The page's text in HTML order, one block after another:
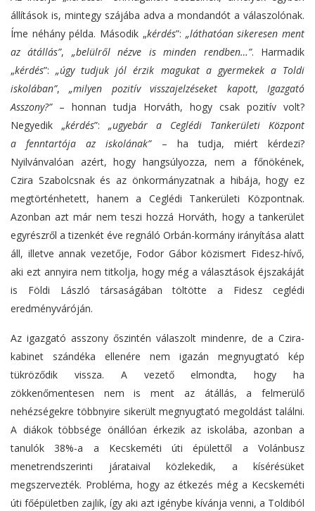
állítások is, mintegy szájába adva a mondandót a válaszolónak.
Íme néhány példa. Második „kérdés”: „láthatóan sikeresen ment
az átállás”, „belülről nézve is minden rendben…”. Harmadik
„kérdés”:„úgy tudjuk jól érzik magukat a gyermekek a Toldi
iskolában”,„milyen pozitív visszajelzéseket kapott, Igazgató
Asszony?”– honnan tudja Horváth, hogy csak pozitív volt?
Negyedik „kérdés”: „ugyebár a Ceglédi Tankerületi Központ
a fenntartója az iskolának”– ha tudja, miért kérdezi?
Nyilvánvalóan azért, hogy hangsúlyozza, nem a főnökének,
Czira Szabolcsnak és az önkormányzatnak a hibája, hogy ez
megtörténhetett, hanem a Ceglédi Tankerületi Központnak.
Azonban azt már nem teszi hozzá Horváth, hogy a tankerület
egyrészről a tizenkét éve regnáló Orbán-kormány irányítása alatt
áll, illetve annak vezetője, Fodor Gábor közismert Fidesz-hívő,
aki ezt annyira nem titkolja, hogy még a választások éjszakáját
is Földi László társaságában töltötte a Fidesz ceglédi
eredményváróján.
Az igazgató asszony őszintén válaszolt mindenre, de a Czira-
kabinet szándéka ellenére nem igazán megnyugtató kép
tükröződik vissza. A vezető elmondta, hogy ha
zökkenőmentesen nem is ment az átállás, a felmerülő
nehézségekre többnyire sikerült megnyugtató megoldást találni.
A diákok többsége önállóan érkezik az iskolába, azonban a
tanulók 38%-a a Kecskeméti úti épülettől a Volánbusz
menetrendszerinti járataival közlekedik, a kísérésüket
megszervezték. Probléma, hogy az étkezés még a Kecskeméti
úti főépületben zajlik, így aki azt igénybe kívánja venni, a Toldiból